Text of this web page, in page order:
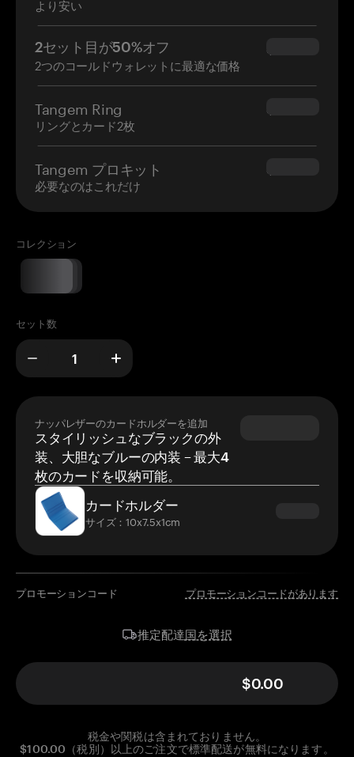
より安い
2セット目が50%オフ
2つのコールドウォレットに最適な価格
$34.95
Tangem Ring
リングとカード2枚
$160.00
Tangem プロキット
必要なのはこれだけ
$180.00
コレクション
セット数
ナッパレザーのカードホルダーを追加
スタイリッシュなブラックの外
装、大胆なブルーの内装 – 最大4
枚のカードを収納可能。
カードホルダー
サイズ：10x7.5x1cm
プロモーションコード プロモーションコードがあります
推定配達国を選択
$0.00
税金や関税は含まれておりません。
$100.00（税別）以上のご注文で標準配送が無料になります。